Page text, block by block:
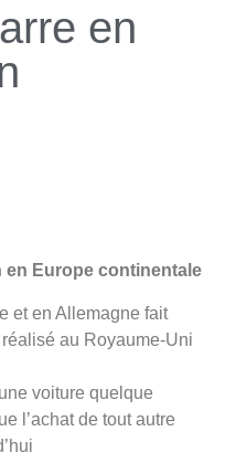
en
Europe continentale
et en Allemagne fait
au Royaume-Uni
voiture quelque
l’achat de tout autre